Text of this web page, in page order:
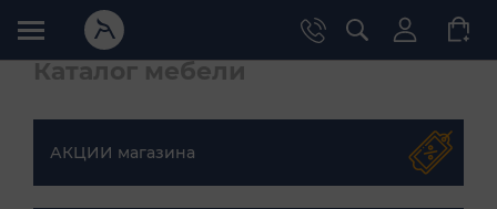
Каталог мебели
АКЦИИ магазина